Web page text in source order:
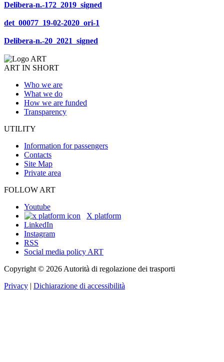
Delibera-n.-172_2019_signed
det_00077_19-02-2020_ori-1
Delibera-n.-20_2021_signed
ART IN SHORT
Who we are
What we do
How we are funded
Transparency
UTILITY
Information for passengers
Contacts
Site Map
Private area
FOLLOW ART
Youtube
X platform
LinkedIn
Instagram
RSS
Social media policy ART
Copyright © 2026 Autorità di regolazione dei trasporti
Privacy | Dichiarazione di accessibilità